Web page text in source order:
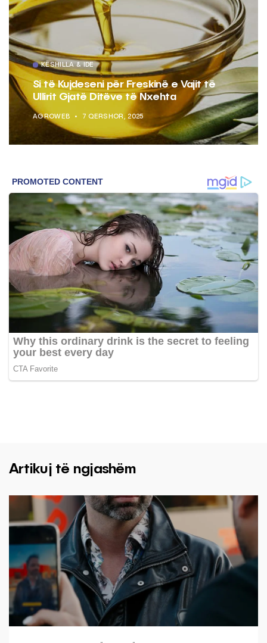
KËSHILLA & IDE
Si të Kujdeseni për Freskinë e Vajit të
Ullirit Gjatë Ditëve të Nxehta
AGROWEB 7 QERSHOR, 2025
Artikuj të ngjashëm